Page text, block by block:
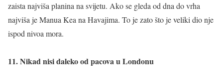
zaista najviša planina na svijetu. Ako se gleda od dna do vrha
najviša je Manua Kea na Havajima. To je zato što je veliki dio nje
ispod nivoa mora.
11. Nikad nisi daleko od pacova u Londonu